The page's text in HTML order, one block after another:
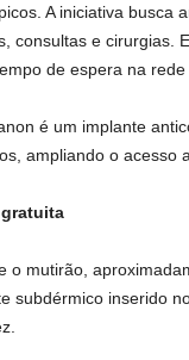
A iniciativa busca
consultas e cirurgias.
de espera na rede
é um implante
ampliando o acesso
o mutirão,
subdérmico inserido